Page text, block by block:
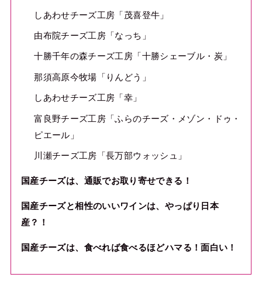
しあわせチーズ工房「茂喜登牛」
由布院チーズ工房「なっち」
十勝千年の森チーズ工房「十勝シェーブル・炭」
那須高原今牧場「りんどう」
しあわせチーズ工房「幸」
富良野チーズ工房「ふらのチーズ・メゾン・ドゥ・
ピエール」
川瀬チーズ工房「長万部ウォッシュ」
国産チーズは、通販でお取り寄せできる！
国産チーズと相性のいいワインは、やっぱり日本
産？！
国産チーズは、食べれば食べるほどハマる！面白い！